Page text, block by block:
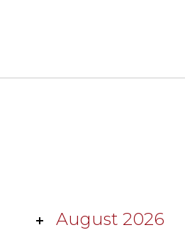
August 2026